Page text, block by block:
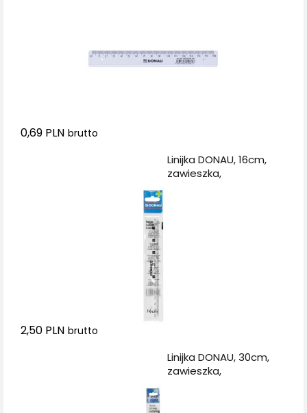
0,69 PLN brutto
Linijka DONAU, 16cm,
zawieszka,
2,50 PLN brutto
Linijka DONAU, 30cm,
zawieszka,